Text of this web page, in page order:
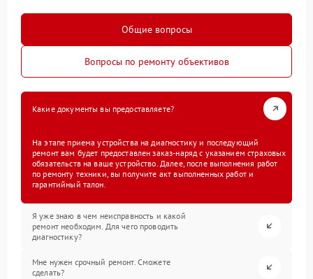
Общие вопросы
Вопросы по ремонту объективов
Какие документы вы предоставляете?
На этапе приема устройства на диагностику и последующий
ремонт вам будет предоставлен заказ-наряд с указанием страховых
обязательств на ваше устройство. Далее, после выполнения работ
по ремонту техники, вы получите акт выполненных работ и
гарантийный талон.
Я уже знаю в чем неисправность и какой
ремонт необходим. Для чего проводить
диагностику?
Мне нужен срочный ремонт. Сможете
сделать?